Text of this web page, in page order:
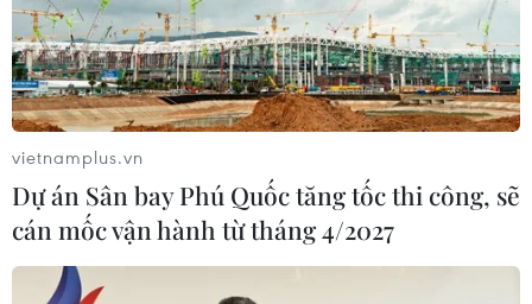
vietnamplus.vn
Dự án Sân bay Phú Quốc tăng tốc thi công, sẽ
cán mốc vận hành từ tháng 4/2027